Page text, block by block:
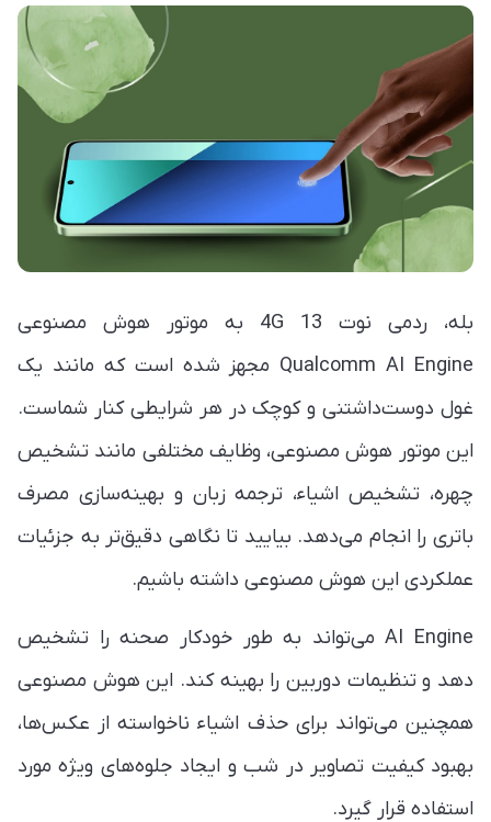
بله، ردمی نوت 13 4G به موتور هوش مصنوعی
Qualcomm AI Engine مجهز شده است که مانند یک
غول دوست‌داشتنی و کوچک در هر شرایطی کنار شماست.
این موتور هوش مصنوعی، وظایف مختلفی مانند تشخیص
چهره، تشخیص اشیاء، ترجمه زبان و بهینه‌سازی مصرف
باتری را انجام می‌دهد. بیایید تا نگاهی دقیق‌تر به جزئیات
عملکردی این هوش مصنوعی داشته باشیم.
AI Engine می‌تواند به طور خودکار صحنه را تشخیص
دهد و تنظیمات دوربین را بهینه کند. این هوش مصنوعی
همچنین می‌تواند برای حذف اشیاء ناخواسته از عکس‌ها،
بهبود کیفیت تصاویر در شب و ایجاد جلوه‌های ویژه مورد
استفاده قرار گیرد.